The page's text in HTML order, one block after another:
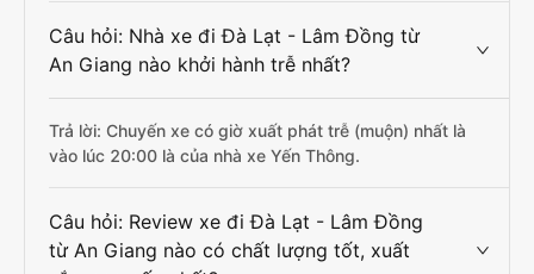
Câu hỏi: Nhà xe đi Đà Lạt - Lâm Đồng từ
An Giang nào khởi hành trễ nhất?
Trả lời: Chuyến xe có giờ xuất phát trễ (muộn) nhất là
vào lúc 20:00 là của nhà xe Yến Thông.
Câu hỏi: Review xe đi Đà Lạt - Lâm Đồng
từ An Giang nào có chất lượng tốt, xuất